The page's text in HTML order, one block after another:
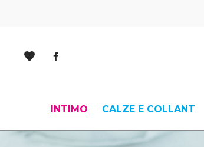
INTIMO CALZE E COLLANT